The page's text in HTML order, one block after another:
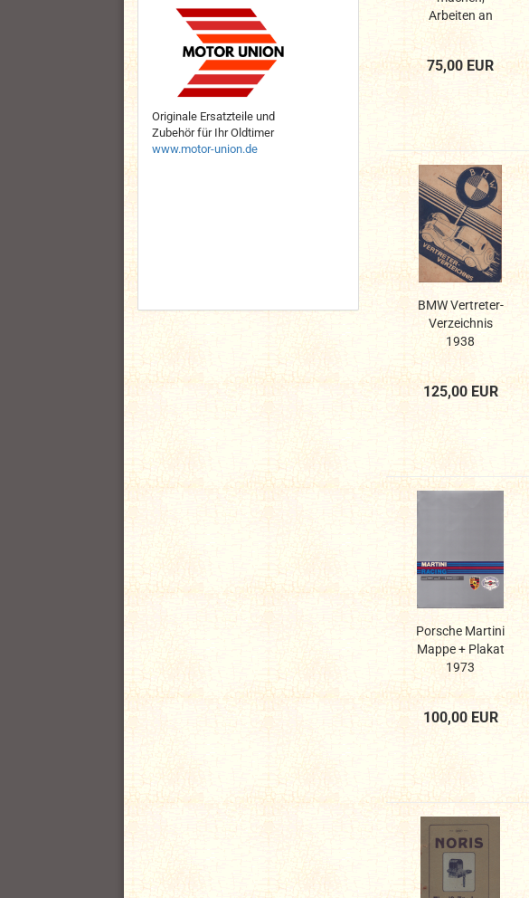
Arbeiten an
Motorrädern...
75,00 EUR
BMW Vertreter-
Verzeichnis
1938
125,00 EUR
Porsche Martini
Mappe + Plakat
1973
100,00 EUR
Originale Ersatzteile und
Zubehör für Ihr Oldtimer
www.motor-union.de